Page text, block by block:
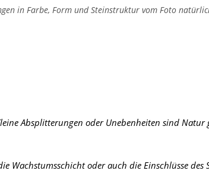
in Farbe, Form und Steinstruktur vom Foto
Absplitterungen oder Unebenheiten sind
Wachstumsschicht oder auch die Einschlüsse